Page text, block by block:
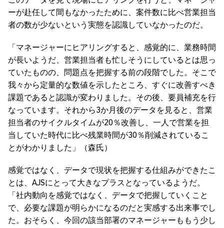
ーが赴任して間もなかったために、案件数に比べ営業担当
者の数が少ないという実態を認識していなかったのだ。
「マネージャーにヒアリングすると、感覚的に、業務時間
が長いようだ、営業担当者も忙しそうにしているとは思っ
ていたものの、問題点を把握する前の段階でした。そこで
我々から定量的な数値を示したところ、すぐに改善すべき
課題であると認識が変わりました。その後、要員補充を行
なっています。それから3か月後のデータを見ると、営業
担当者のサイクルタイムが20％改善し、一人で営業を担
当していた時代に比べ残業時間が30％削減されているこ
とがわかりました」（森氏）
感覚ではなく、データで現状を把握する仕組みができたこ
とは、AJSにとって大きなプラスとなっているようだ。
「社内動向を感覚ではなく、データで把握していくこと
で、必要な課題が明らかになるのだと実感する出来事でし
た。おそらく、今回の該当部署のマネージャーももう少し